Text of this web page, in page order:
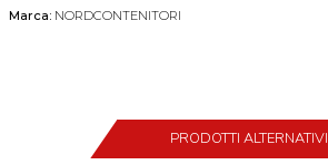
Marca: NORDCONTENITORI
PRODOTTI ALTERNATIVI